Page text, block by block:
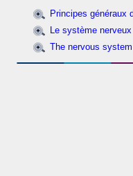
Principes généraux
Le système nerveux
The nervous system